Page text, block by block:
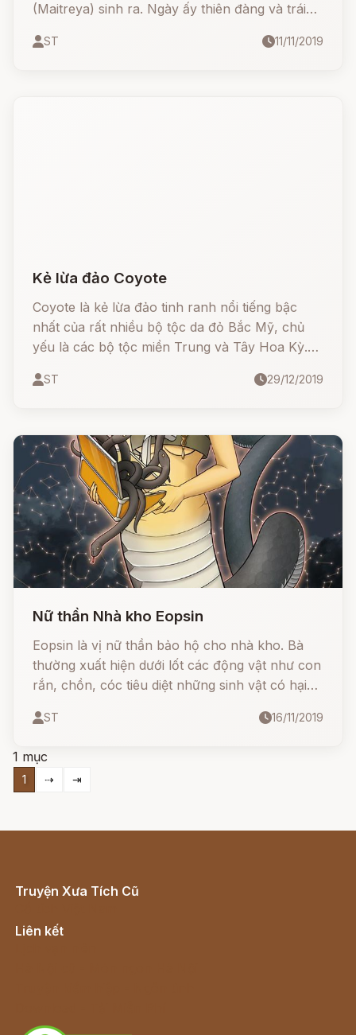
(Maitreya) sinh ra. Ngày ấy thiên đàng và trái
chúng ra, ngài đặt thiên đàng phía trên như
ST 11/11/2019
Kẻ lừa đảo Coyote
Coyote là kẻ lừa đảo tinh ranh nổi tiếng bậc
nhất của rất nhiều bộ tộc da đỏ Bắc Mỹ, chủ
yếu là các bộ tộc miền Trung và Tây Hoa Kỳ.
coyote, nhưng đôi khi cũng được nhân hóa như
ST 29/12/2019
Nữ thần Nhà kho Eopsin
Eopsin là vị nữ thần bảo hộ cho nhà kho. Bà
thường xuất hiện dưới lốt các động vật như con
rắn, chồn, cóc tiêu diệt những sinh vật có hại
ST 16/11/2019
1 mục
1 ⇢ ⇥
Truyện Xưa Tích Cũ
Liên kết